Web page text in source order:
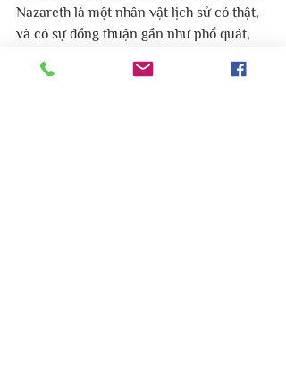
Nazareth là một nhân vật lịch sử có thật,
và có sự đồng thuận gần như phổ quát,
Chúa Jesus thật đã tồn tại.